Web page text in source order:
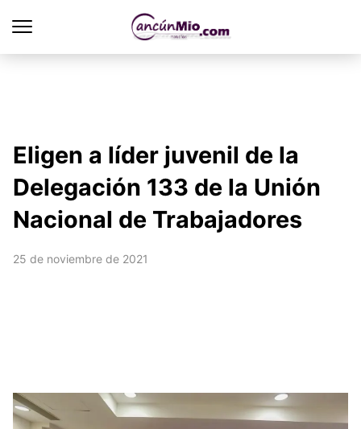
Eligen a líder juvenil de la
Delegación 133 de la Unión
Nacional de Trabajadores
25 de noviembre de 2021